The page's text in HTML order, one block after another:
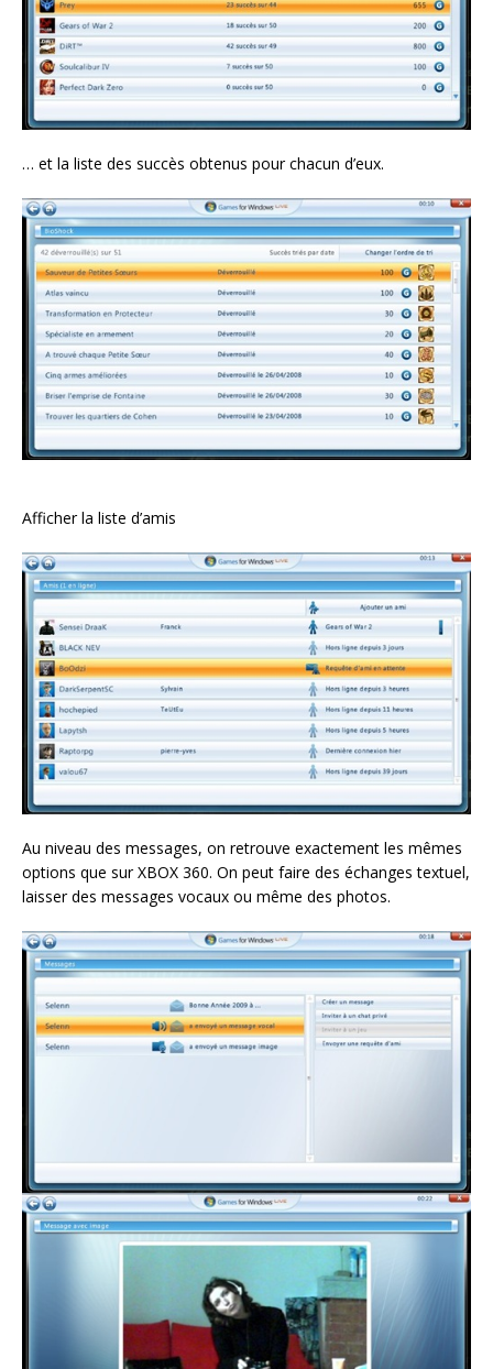
… et la liste des succès obtenus pour chacun d’eux.
Afficher la liste d’amis
Au niveau des messages, on retrouve exactement les mêmes
options que sur XBOX 360. On peut faire des échanges textuel,
laisser des messages vocaux ou même des photos.